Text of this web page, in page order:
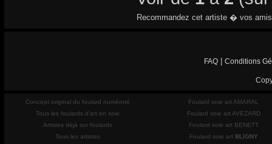
Recommandez cet artiste � vos
FAQ Conditions
Concept original du foulard numéroté
Tous les foulards d'art en soie
Artistes déjà sur foulards
Tous les artistes
Foulard soie art AMARAL
Foulard soie art AVEZARD
Foulard soie art BENETT
Foulard soie art BLIGNY